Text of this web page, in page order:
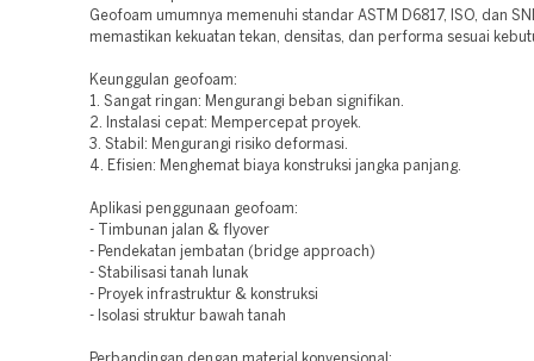
Geofoam umumnya memenuhi standar ASTM D6817, ISO, dan
memastikan kekuatan tekan, densitas, dan performa sesuai
Keunggulan geofoam:
1. Sangat ringan: Mengurangi beban signifikan.
2. Instalasi cepat: Mempercepat proyek.
3. Stabil: Mengurangi risiko deformasi.
4. Efisien: Menghemat biaya konstruksi jangka panjang.
Aplikasi penggunaan geofoam:
- Timbunan jalan & flyover
- Pendekatan jembatan (bridge approach)
- Stabilisasi tanah lunak
- Proyek infrastruktur & konstruksi
- Isolasi struktur bawah tanah